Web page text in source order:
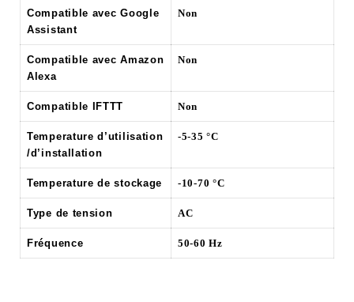
Compatible avec Google
Assistant
Non
Compatible avec Amazon
Alexa
Non
Compatible IFTTT Non
Temperature d’utilisation
/d’installation
-5-35 °C
Temperature de stockage -10-70 °C
Type de tension AC
Fréquence 50-60 Hz